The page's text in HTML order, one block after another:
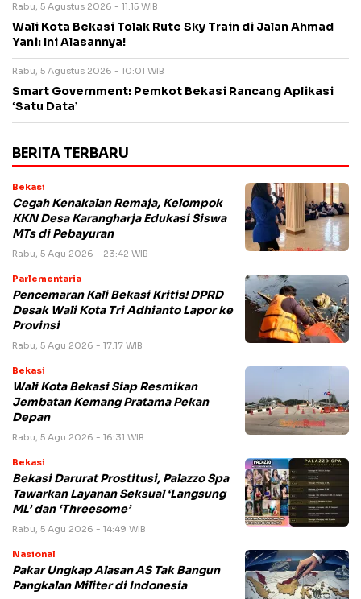
Rabu, 5 Agustus 2026 - 11:15 WIB
Wali Kota Bekasi Tolak Rute Sky Train di Jalan Ahmad
Yani: Ini Alasannya!
Rabu, 5 Agustus 2026 - 10:01 WIB
Smart Government: Pemkot Bekasi Rancang Aplikasi
‘Satu Data’
BERITA TERBARU
Bekasi
Cegah Kenakalan Remaja, Kelompok
KKN Desa Karangharja Edukasi Siswa
MTs di Pebayuran
Rabu, 5 Agu 2026 - 23:42 WIB
Parlementaria
Pencemaran Kali Bekasi Kritis! DPRD
Desak Wali Kota Tri Adhianto Lapor ke
Provinsi
Rabu, 5 Agu 2026 - 17:17 WIB
Bekasi
Wali Kota Bekasi Siap Resmikan
Jembatan Kemang Pratama Pekan
Depan
Rabu, 5 Agu 2026 - 16:31 WIB
Bekasi
Bekasi Darurat Prostitusi, Palazzo Spa
Tawarkan Layanan Seksual ‘Langsung
ML’ dan ‘Threesome’
Rabu, 5 Agu 2026 - 14:49 WIB
Nasional
Pakar Ungkap Alasan AS Tak Bangun
Pangkalan Militer di Indonesia